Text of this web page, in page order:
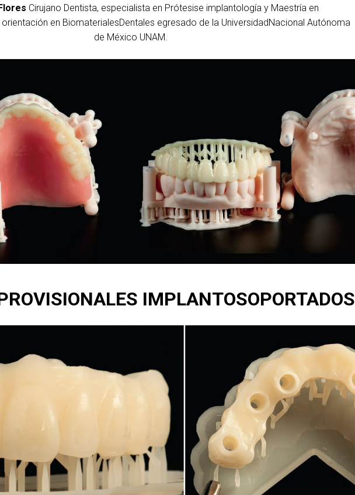
Cirujano Dentista, especialista en Prótesise implantología y Maestría en
en BiomaterialesDentales egresado de la UniversidadNacional Autónoma
de México UNAM.
IMPLANTOSOPORTADOS